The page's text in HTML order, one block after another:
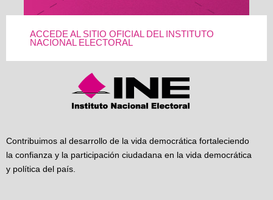
ACCEDE AL SITIO OFICIAL DEL INSTITUTO
NACIONAL ELECTORAL
Contribuimos al desarrollo de la vida democrática fortaleciendo
la confianza y la participación ciudadana en la vida democrática
y política del país.